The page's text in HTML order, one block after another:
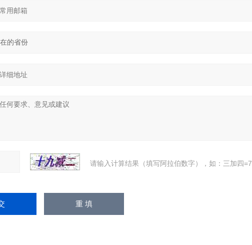
请输入计算结果（填写阿拉伯数字），如：三加四=7